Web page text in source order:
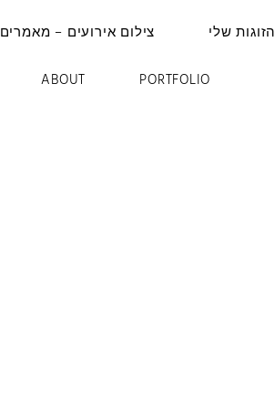
הזוגות שלי צילום אירועים – מאמרים
PORTFOLIO
ABOUT